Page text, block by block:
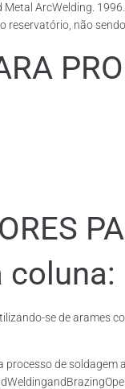
ArcWelding.
não
coluna:
se de arames
de